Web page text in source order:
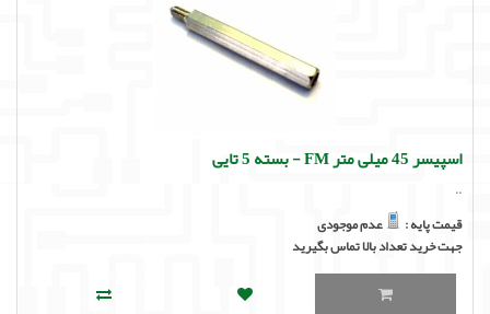
اسپیسر 45 میلی متر FM - بسته 5 تایی
..
قیمت پایه :
عدم موجودی
جهت خرید تعداد بالا تماس بگیرید